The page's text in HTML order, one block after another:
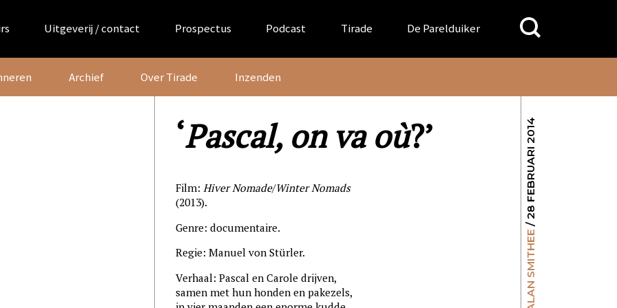
Uitgeverij / contact Prospectus Podcast Tirade De Parelduiker
Search
for:
Archief Over Tirade Inzenden
ALAN SMITHEE
/ 28 FEBRUARI 2014
‘Pascal, on va où?’
Film: Hiver Nomade/Winter Nomads
(2013).
Genre: documentaire.
Regie: Manuel von Stürler.
Verhaal: Pascal en Carole drijven,
samen met hun honden en pakezels,